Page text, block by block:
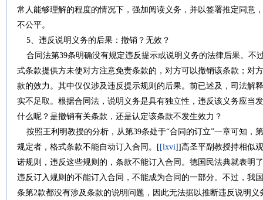
常人能够理解的程度的情况下，强加阅读义务，并以签署推定同意
不公平。
5、违反说明义务的后果：撤销？无效？
合同法第39条明确没有规定违反提示或说明义务的法律后果。不
式条款提供方未使对方注意免责条款的，对方可以撤销该条款；对
款的效力。其中仅仅涉及违反提示规则的后果。前已述及，司法解
实不足取。根据合同法，说明义务是具有独立性，违反该义务应当
什么呢？是撤销有关条款，还是认定该条款不发生效力？
按照王利明教授的分析，从第39条处于“合同的订立”一章可知，
规定者，格式条款不能自动订入合同。[ [lxvi]]高圣平副教授持相似
诺规则，违反这些规则的，条款不能订入合同。德国民法典就表明
违反订入规则的不能订入合同，不能成为合同的一部分。不过，我
条第2款都没有涉及条款的说明问题，因此无法据以推断违反说明义